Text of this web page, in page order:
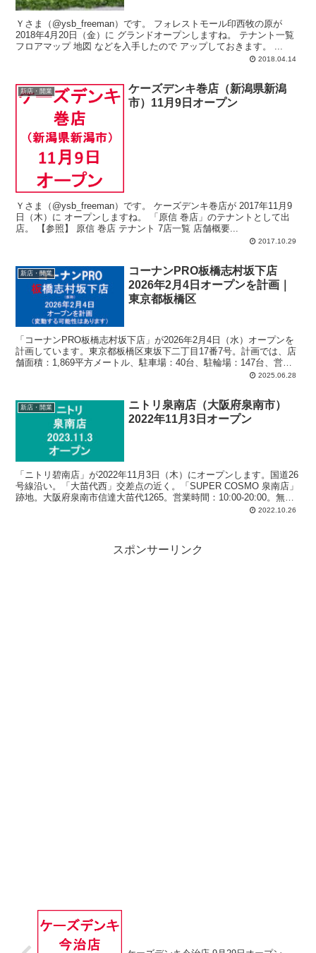
Ｙさま（@ysb_freeman）です。 フォレストモール印西牧の原が
2018年4月20日（金）に グランドオープンしますね。 テナント一覧
フロアマップ 地図 などを入手したので アップしておきます。 ...
2018.04.14
新店・開業
ケーズデンキ巻店（新潟県新潟
市）11月9日オープン
Ｙさま（@ysb_freeman）です。 ケーズデンキ巻店が 2017年11月9
日（木）に オープンしますね。 「原信 巻店」のテナントとして出
店。 【参照】 原信 巻店 テナント 7店一覧 店舗概要...
2017.10.29
新店・開業
コーナンPRO板橋志村坂下店
2026年2月4日オープンを計画｜
東京都板橋区
「コーナンPRO板橋志村坂下店」が2026年2月4日（水）オープンを
計画しています。東京都板橋区東坂下二丁目17番7号。計画では、店
舗面積：1,869平方メートル、駐車場：40台、駐輪場：147台、営業
2025.06.28
新店・開業
ニトリ泉南店（大阪府泉南市）
2022年11月3日オープン
「ニトリ碧南店」が2022年11月3日（木）にオープンします。国道26
号線沿い。「大苗代西」交差点の近く。「SUPER COSMO 泉南店」
跡地。大阪府泉南市信達大苗代1265。営業時間：10:00-20:00。無料
2022.10.26
スポンサーリンク